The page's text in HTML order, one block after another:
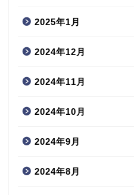
2025年1月
2024年12月
2024年11月
2024年10月
2024年9月
2024年8月